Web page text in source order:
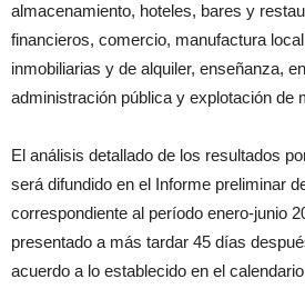
almacenamiento, hoteles, bares y
financieros, comercio, manufactura
inmobiliarias y de alquiler, enseñanza,
administración pública y explotación de
El análisis detallado de los resultados
será difundido en el Informe preliminar
correspondiente al período enero-junio
presentado a más tardar 45 días
acuerdo a lo establecido en el